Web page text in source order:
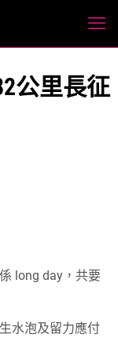
公里長征
long day ，共要
水泡及留力應付